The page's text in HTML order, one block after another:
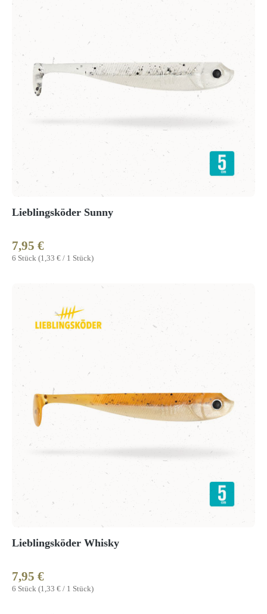
Lieblingsköder Sunny
6 Stück (1,33 € / 1 Stück)
Regulärer Preis:
7,95 €
Lieblingsköder Whisky
6 Stück (1,33 € / 1 Stück)
Regulärer Preis:
7,95 €